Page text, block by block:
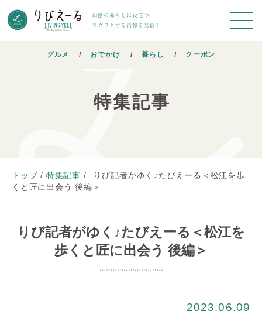
グルメ おでかけ 暮らし クーポン
特集記事
トップ / 特集記事 /
りび記者がゆく♪たびえーる＜松江を歩
くと匠に出会う 後編＞
りび記者がゆく♪たびえーる＜松江を
歩くと匠に出会う 後編＞
2023.06.09